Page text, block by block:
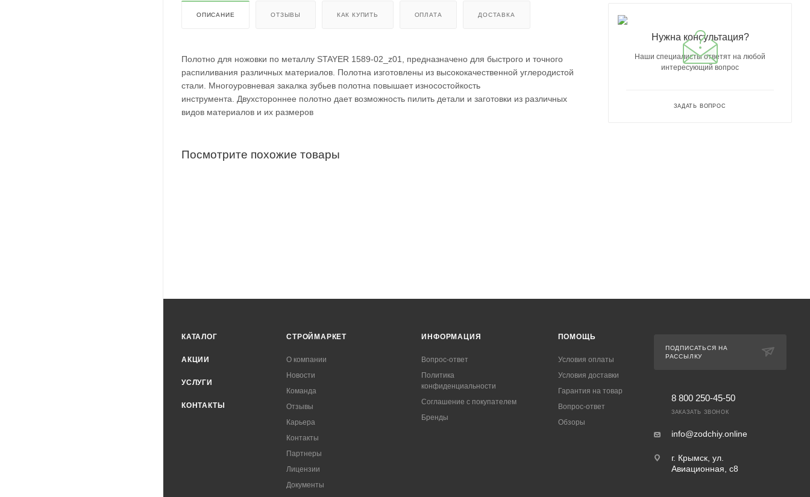
ОПИСАНИЕ ОТЗЫВЫ КАК КУПИТЬ ОПЛАТА ДОСТАВКА
Полотно для ножовки по металлу STAYER 1589-02_z01, предназначено для быстрого и точного
распиливания различных материалов. Полотна изготовлены из высококачественной углеродистой
стали. Многоуровневая закалка зубьев полотна повышает износостойкость
инструмента. Двухстороннее полотно дает возможность пилить детали и заготовки из различных
видов материалов и их размеров
Посмотрите похожие товары
Нужна консультация?
Наши специалисты ответят на любой
интересующий вопрос
ЗАДАТЬ ВОПРОС
КАТАЛОГ
АКЦИИ
УСЛУГИ
КОНТАКТЫ
СТРОЙМАРКЕТ
О компании
Новости
Команда
Отзывы
Карьера
Контакты
Партнеры
Лицензии
Документы
ИНФОРМАЦИЯ
Вопрос-ответ
Политика
конфиденциальности
Соглашение с покупателем
Бренды
ПОМОЩЬ
Условия оплаты
Условия доставки
Гарантия на товар
Вопрос-ответ
Обзоры
ПОДПИСАТЬСЯ НА
РАССЫЛКУ
8 800 250-45-50
ЗАКАЗАТЬ ЗВОНОК
info@zodchiy.online
г. Крымск, ул.
Авиационная, с8